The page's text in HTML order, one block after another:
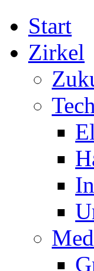
Start
Zirkel